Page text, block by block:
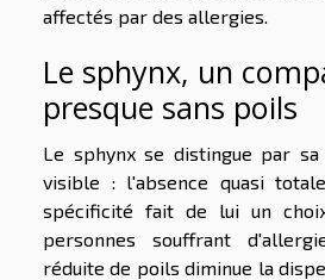
affectés par des allergies.
Le sphynx, un
presque sans poils
Le sphynx se distingue par
visible : l'absence quasi
spécificité fait de lui un
personnes souffrant
réduite de poils diminue la